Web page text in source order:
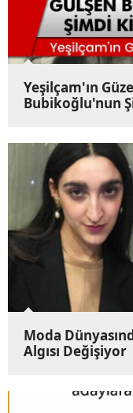
Yeşilçam'ın
Bubikoğlu'nun
Moda
Algısı Değişiyor